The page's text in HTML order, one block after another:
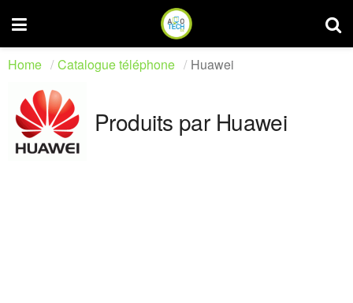
Home Catalogue téléphone Huawei
Produits par Huawei